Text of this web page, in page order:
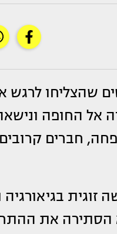
שהצליחו לרגש
אל החופה
חברים קרובים
בגיאורגיה
הסתירה את